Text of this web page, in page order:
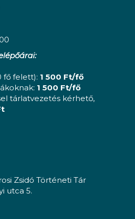
fő felett): 1 500 Ft/fő
1 500 Ft/fő
tárlatvezetés kérhető,
Zsidó Történeti Tár
utca 5.